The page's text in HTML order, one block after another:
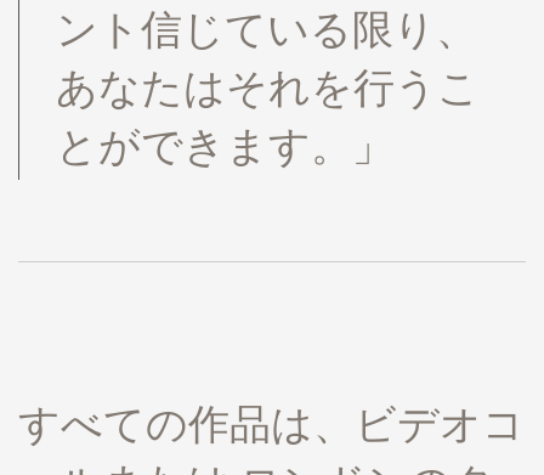
ント信じている限り、
あなたはそれを行うこ
とができます。」
すべての作品は、ビデオコ